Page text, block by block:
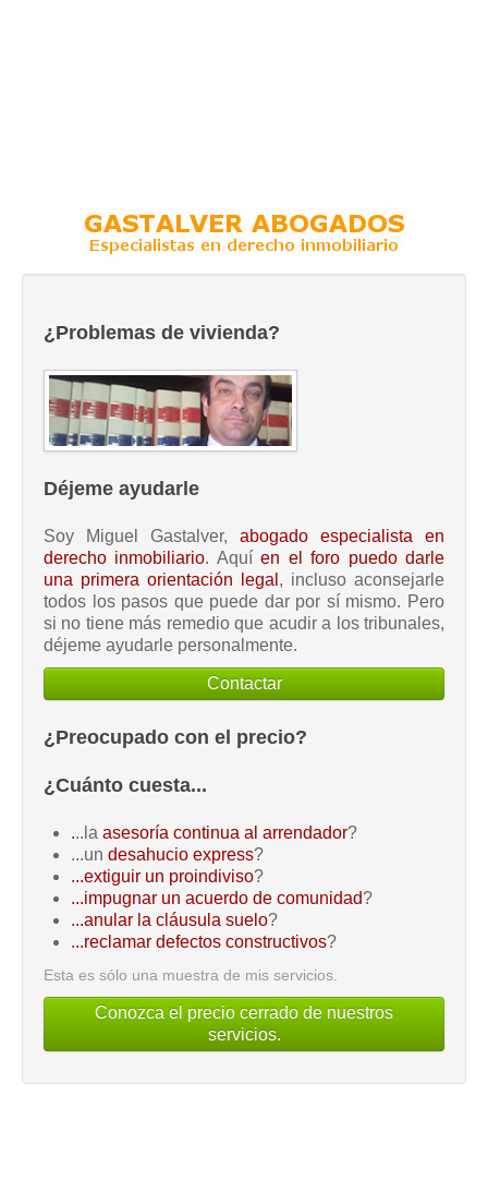
¿Problemas de vivienda?
Déjeme ayudarle
Soy Miguel Gastalver, abogado especialista en
derecho inmobiliario. Aquíen el foro puedo darle
una primera orientación legal , incluso aconsejarle
todos los pasos que puede dar por sí mismo. Pero
si no tiene más remedio que acudir a los tribunales,
déjeme ayudarle personalmente.
Contactar
¿Preocupado con el precio?
¿Cuánto cuesta...
...la asesoría continua al arrendador?
...un desahucio express?
...extiguir un proindiviso?
...impugnar un acuerdo de comunidad?
...anular la cláusula suelo?
...reclamar defectos constructivos?
Esta es sólo una muestra de mis servicios.
Conozca el precio cerrado de nuestros
servicios.